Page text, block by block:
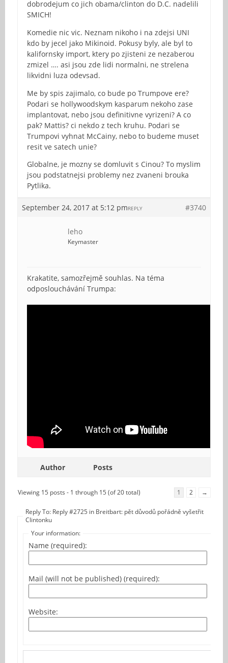
dobrodejum co jich obama/clinton do D.C. nadelili
SMICH!
Komedie nic vic. Neznam nikoho i na zdejsi UNI
kdo by jecel jako Mikinoid. Pokusy byly, ale byl to
kalifornsky import, ktery po zjisteni ze nezaberou
zmizel …. asi jsou zde lidi normalni, ne strelena
likvidni luza odevsad.
Me by spis zajimalo, co bude po Trumpove ere?
Podari se hollywoodskym kasparum nekoho zase
implantovat, nebo jsou definitivne vyrizeni? A co
pak? Mattis? ci nekdo z tech kruhu. Podari se
Trumpovi vyhnat McCainy, nebo to budeme muset
resit ve satech unie?
Globalne, je mozny se domluvit s Cinou? To myslim
jsou podstatnejsi problemy nez zvaneni brouka
Pytlika.
September 24, 2017 at 5:12 pm #3740
REPLY
leho
Keymaster
Krakatite, samozřejmě souhlas. Na téma
odposlouchávání Trumpa:
Author Posts
Viewing 15 posts - 1 through 15 (of 20 total) 1 2 →
Reply To: Reply #2725 in Breitbart: pět důvodů pořádně vyšetřit
Clintonku
Your information:
Name (required):
Mail (will not be published) (required):
Website: